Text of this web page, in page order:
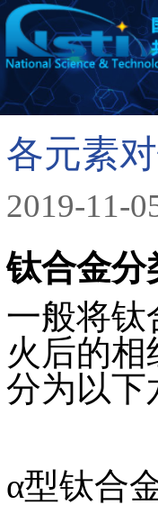
各元素
2019-11-
钛合金分
一般将钛
火后的
分为以下
α型钛合